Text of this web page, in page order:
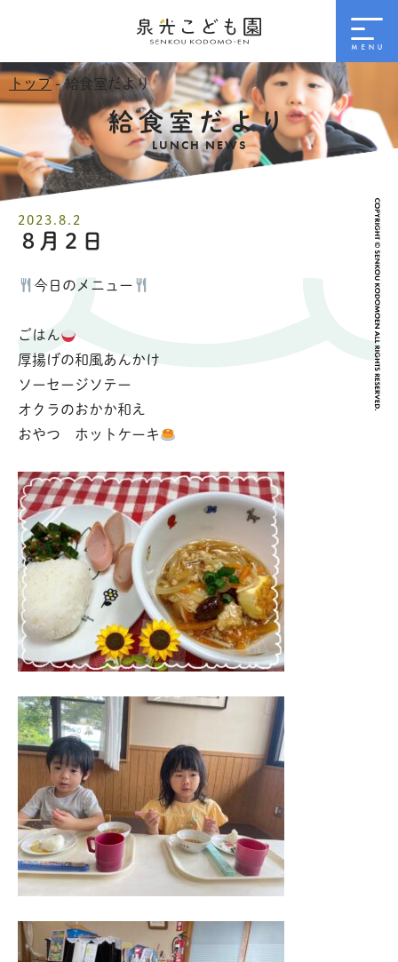
トップ- 給食室だより
給食室だより
LUNCH NEWS
2023.8.2
８月２日
今日のメニュー
ごはん
厚揚げの和風あんかけ
ソーセージソテー
オクラのおかか和え
おやつ ホットケーキ